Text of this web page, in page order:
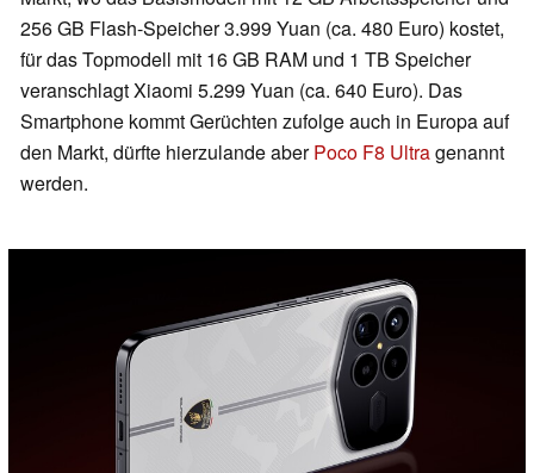
256 GB Flash-Speicher 3.999 Yuan (ca. 480 Euro) kostet,
für das Topmodell mit 16 GB RAM und 1 TB Speicher
veranschlagt Xiaomi 5.299 Yuan (ca. 640 Euro). Das
Smartphone kommt Gerüchten zufolge auch in Europa auf
den Markt, dürfte hierzulande aberPoco F8 Ultragenannt
werden.